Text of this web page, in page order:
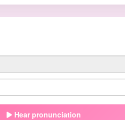
Hear pronunciation